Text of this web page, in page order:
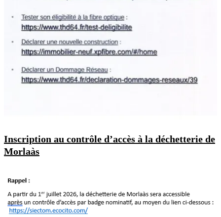
Inscription au contrôle d’accès à la déchetterie de
Morlaàs